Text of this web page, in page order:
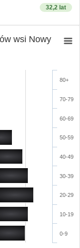
32,2 lat
wsi Nowy
0-9
10-19
20-29
30-39
40-49
50-59
60-69
70-79
80+